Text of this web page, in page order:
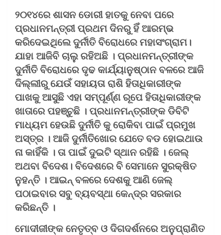
୨୦୧୪ରେ ଶାସନ ଡୋରୀ ହାତକୁ ନେବା ପରେ
ପ୍ରଧାନମନ୍ତ୍ରୀ ପ୍ରଥମ ଦିନରୁ ହିଁ ଆରମ୍ଭ
କରିଦେଇଥିଲେ ଦୁର୍ନୀତି ବିରୋଧରେ ମହାସଂଗ୍ରାମ।
ଯାହା ଆଜିବି ଚାଲୁ ରହିଅଛି । ପ୍ରଧାନମନ୍ତ୍ରୀଙ୍କ
ଦୁର୍ନୀତି ବିରୋଧରେ ଦୃଢ କାର୍ଯ୍ୟାନୁଷ୍ଠାନ ବଳରେ ଆଜି
ଦିଲ୍ଲୀରୁ ଯେଉଁ ସହାୟତା ରାଶି ହିତାଧିକାରୀଙ୍କ
ପାଖକୁ ଆସୁଛି ଏହା ସମ୍ପୂର୍ଣ୍ଣ ରୂପେ ହିତାଧିକାରୀଙ୍କ
ଖାତାରେ ପହଞ୍ଚୁଛି । ପ୍ରଧାନମନ୍ତ୍ରୀଙ୍କ ଡିବିଟି
ମାଧ୍ୟମ ହେଉଛି ଦୁର୍ନୀତି କୁ ରୋକିବା ପାଇଁ ପ୍ରମୁଖ
ଅସ୍ତ୍ର । ଆଜି ଦୁର୍ନୀତିଖୋର ଯେତେ ବଡ ହୋଇଥାଉ
ନା କାହିଁକି । ତା ପାଇଁ ଦୁଇଟି ସ୍ଥାନ ରହିଛି । ଜେଲ୍‌
ଅଥବା ବିଦେଶ। ବିଦେଶରେ ବି ସେମାନେ ସୁରକ୍ଷିତ
ନୁହନ୍ତି । ଆଇନ୍‌ ବଳରେ ଦେଶକୁ ଆଣି ଜେଲ୍‌
ପଠାଇବାର ସବୁ ବ୍ୟବସ୍ଥା କେନ୍ଦ୍ର ସରକାର
କରିଛନ୍ତି ।
ମୋଦୀଜୀଙ୍କ ନେତୃତ୍ବ ଓ ଦିଗଦର୍ଶନରେ ଅନୁପ୍ରାଣିତ